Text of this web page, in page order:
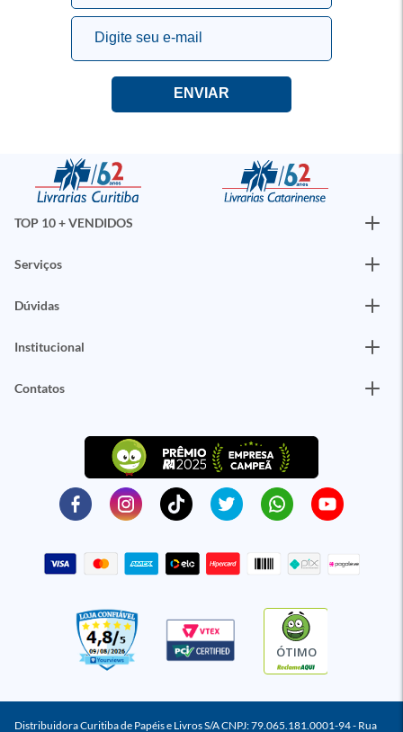
TOP 10 + VENDIDOS
Serviços
Dúvidas
Institucional
Contatos
ÓTIMO
Distribuidora Curitiba de Papéis e Livros S/A CNPJ: 79.065.181.0001-94 - Rua